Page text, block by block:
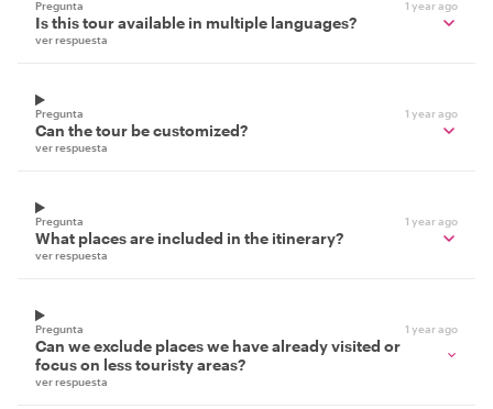
Pregunta 1 year ago
Is this tour available in multiple languages?
ver respuesta
Pregunta 1 year ago
Can the tour be customized?
ver respuesta
Pregunta 1 year ago
What places are included in the itinerary?
ver respuesta
Pregunta 1 year ago
Can we exclude places we have already visited or
focus on less touristy areas?
ver respuesta